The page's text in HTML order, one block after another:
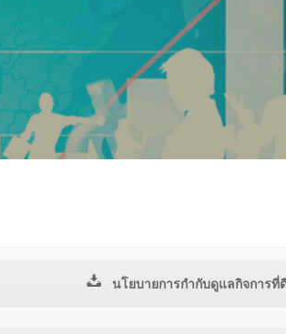
นโยบายการกำกับดูแลกิจการที่